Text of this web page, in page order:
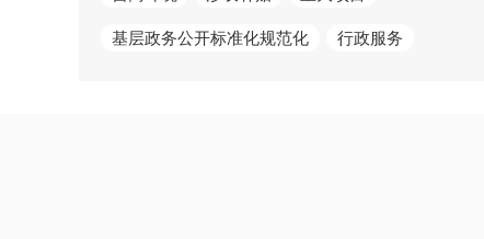
基层政务公开标准化规范化 行政服务